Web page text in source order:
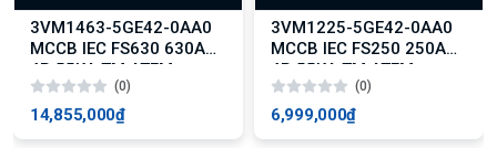
3VM1463-5GE42-0AA0
MCCB IEC FS630 630A
4P 55KA TM ATFM
(0)
14,855,000₫
3VM1225-5GE42-0AA0
MCCB IEC FS250 250A
4P 55KA TM ATFM
(0)
6,999,000₫